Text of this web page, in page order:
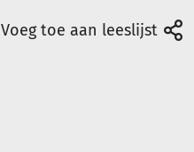
Voeg toe aan leeslijst